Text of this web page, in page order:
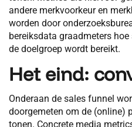
andere merkvoorkeur en
worden door
bereiksdata graadmeters
de doelgroep wordt bereikt.
Het eind:
Onderaan de sales funnel
doorgemeten om de (online)
tonen. Concrete media